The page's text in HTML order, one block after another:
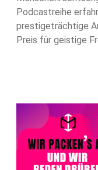
Podcastreihe
prestigeträchtige
Preis für geistige